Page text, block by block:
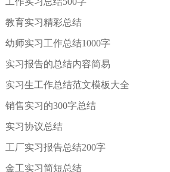
教育实习精彩总结
幼师实习工作总结1000字
实习报告的总结内容简易
实习生工作总结范文模板大全
销售实习的300字总结
实习协议总结
工厂实习报告总结200字
金工实习简短总结